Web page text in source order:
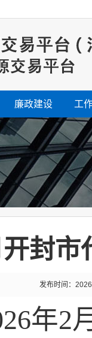
廉政建设 工
封市
发布时间：
年2